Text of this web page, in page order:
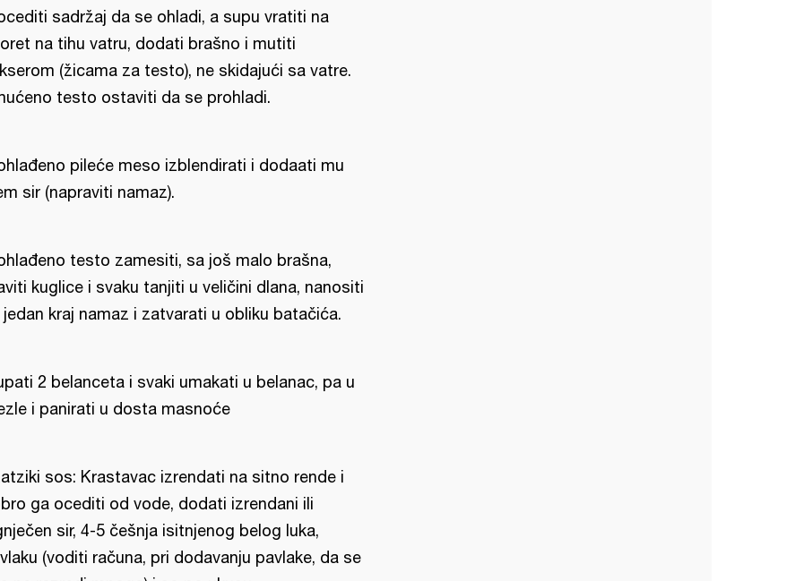
sadržaj da se ohladi, a supu vratiti na
na tihu vatru, dodati brašno i mutiti
(žicama za testo), ne skidajući sa vatre.
testo ostaviti da se prohladi.
pileće meso izblendirati i dodaati mu
sir (napraviti namaz).
testo zamesiti, sa još malo brašna,
kuglice i svaku tanjiti u veličini dlana, nanositi
jedan kraj namaz i zatvarati u obliku batačića.
2 belanceta i svaki umakati u belanac, pa u
i panirati u dosta masnoće
sos: Krastavac izrendati na sitno rende i
ga ocediti od vode, dodati izrendani ili
sir, 4-5 češnja isitnjenog belog luka,
(voditi računa, pri dodavanju pavlake, da se